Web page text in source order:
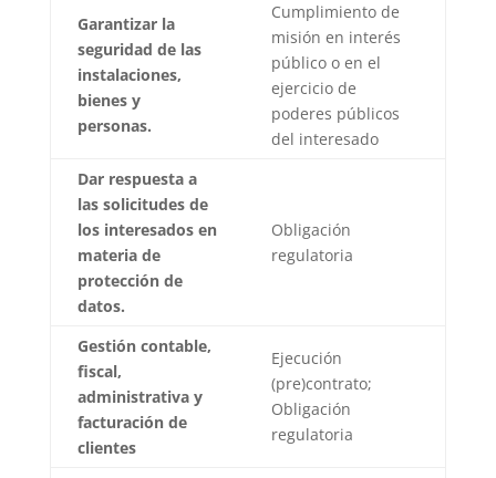
Garantizar la
seguridad de las
instalaciones,
bienes y
personas.
Cumplimiento de
misión en interés
público o en el
ejercicio de
poderes públicos
del interesado
Dar respuesta a
las solicitudes de
los interesados en
materia de
protección de
datos.
Obligación
regulatoria
Gestión contable,
fiscal,
administrativa y
facturación de
clientes
Ejecución
(pre)contrato;
Obligación
regulatoria